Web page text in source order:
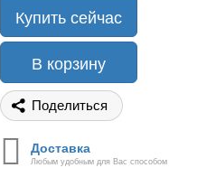
Купить сейчас
В корзину
Поделиться
Доставка
Любым удобным для Вас способом